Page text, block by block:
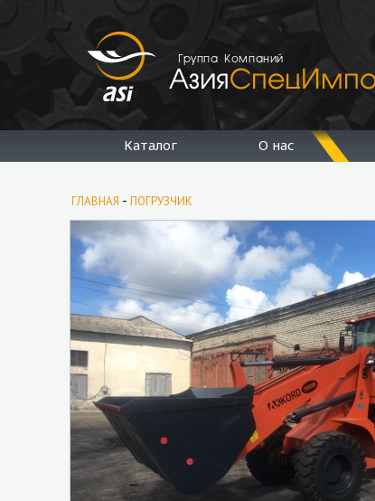
Группа Компаний
Каталог О нас
ГЛАВНАЯ - ПОГРУЗЧИК